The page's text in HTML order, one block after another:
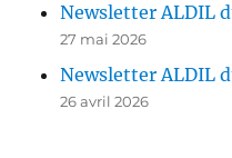
Newsletter ALDIL
27 mai 2026
Newsletter ALDIL
26 avril 2026